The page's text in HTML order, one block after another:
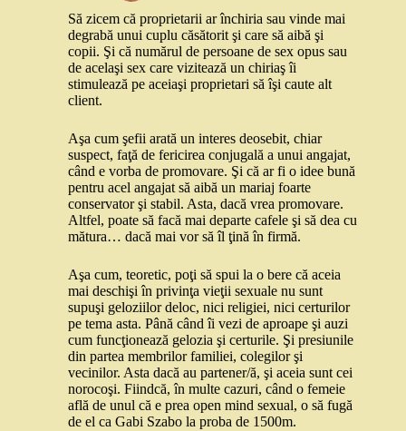
Să zicem că proprietarii ar închiria sau vinde mai
degrabă unui cuplu căsătorit şi care să aibă şi
copii. Şi că numărul de persoane de sex opus sau
de acelaşi sex care vizitează un chiriaş îi
stimulează pe aceiaşi proprietari să îşi caute alt
client.
Aşa cum şefii arată un interes deosebit, chiar
suspect, faţă de fericirea conjugală a unui angajat,
când e vorba de promovare. Şi că ar fi o idee bună
pentru acel angajat să aibă un mariaj foarte
conservator şi stabil. Asta, dacă vrea promovare.
Altfel, poate să facă mai departe cafele şi să dea cu
mătura… dacă mai vor să îl ţină în firmă.
Aşa cum, teoretic, poţi să spui la o bere că aceia
mai deschişi în privinţa vieţii sexuale nu sunt
supuşi geloziilor deloc, nici religiei, nici certurilor
pe tema asta. Până când îi vezi de aproape şi auzi
cum funcţionează gelozia şi certurile. Şi presiunile
din partea membrilor familiei, colegilor şi
vecinilor. Asta dacă au partener/ă, şi aceia sunt cei
norocoşi. Fiindcă, în multe cazuri, când o femeie
află de unul că e prea open mind sexual, o să fugă
de el ca Gabi Szabo la proba de 1500m.